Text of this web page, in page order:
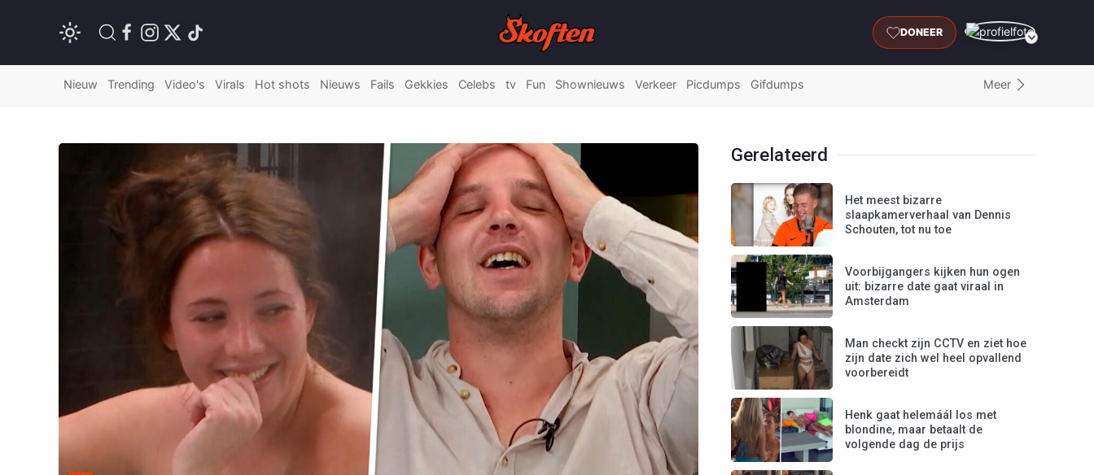
DONEER
Nieuw Trending Video's Virals Hot shots Nieuws Fails Gekkies Celebs tv Fun Shownieuws Verkeer Picdumps Gifdumps Meer
Gerelateerd
Het meest bizarre
slaapkamerverhaal van Dennis
Schouten, tot nu toe
Voorbijgangers kijken hun ogen
uit: bizarre date gaat viraal in
Amsterdam
Man checkt zijn CCTV en ziet hoe
zijn date zich wel heel opvallend
voorbereidt
Henk gaat helemáál los met
blondine, maar betaalt de
volgende dag de prijs